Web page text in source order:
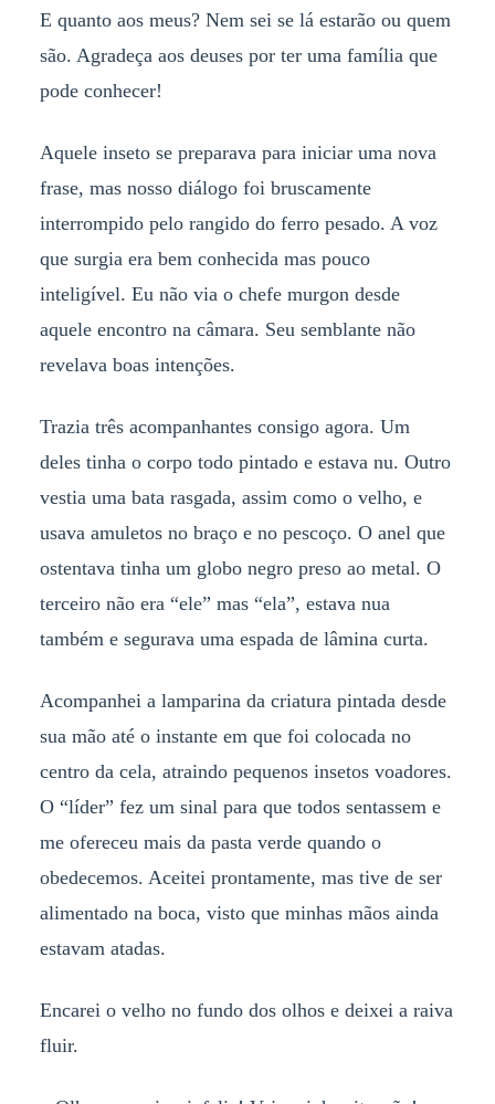
E quanto aos meus? Nem sei se lá estarão ou quem
são. Agradeça aos deuses por ter uma família que
pode conhecer!
Aquele inseto se preparava para iniciar uma nova
frase, mas nosso diálogo foi bruscamente
interrompido pelo rangido do ferro pesado. A voz
que surgia era bem conhecida mas pouco
inteligível. Eu não via o chefe murgon desde
aquele encontro na câmara. Seu semblante não
revelava boas intenções.
Trazia três acompanhantes consigo agora. Um
deles tinha o corpo todo pintado e estava nu. Outro
vestia uma bata rasgada, assim como o velho, e
usava amuletos no braço e no pescoço. O anel que
ostentava tinha um globo negro preso ao metal. O
terceiro não era “ele” mas “ela”, estava nua
também e segurava uma espada de lâmina curta.
Acompanhei a lamparina da criatura pintada desde
sua mão até o instante em que foi colocada no
centro da cela, atraindo pequenos insetos voadores.
O “líder” fez um sinal para que todos sentassem e
me ofereceu mais da pasta verde quando o
obedecemos. Aceitei prontamente, mas tive de ser
alimentado na boca, visto que minhas mãos ainda
estavam atadas.
Encarei o velho no fundo dos olhos e deixei a raiva
fluir.